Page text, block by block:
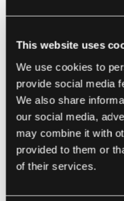
This website uses
We use cookies to
provide social media
We also share
our social media,
may combine it with
provided to them or
of their services.
transportieren
besonders
risikobehaftete
Nutzern
Trainingsmaterial
wertvolle